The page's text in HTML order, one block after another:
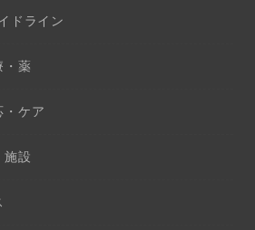
ドライン
・薬
・ケア
施設